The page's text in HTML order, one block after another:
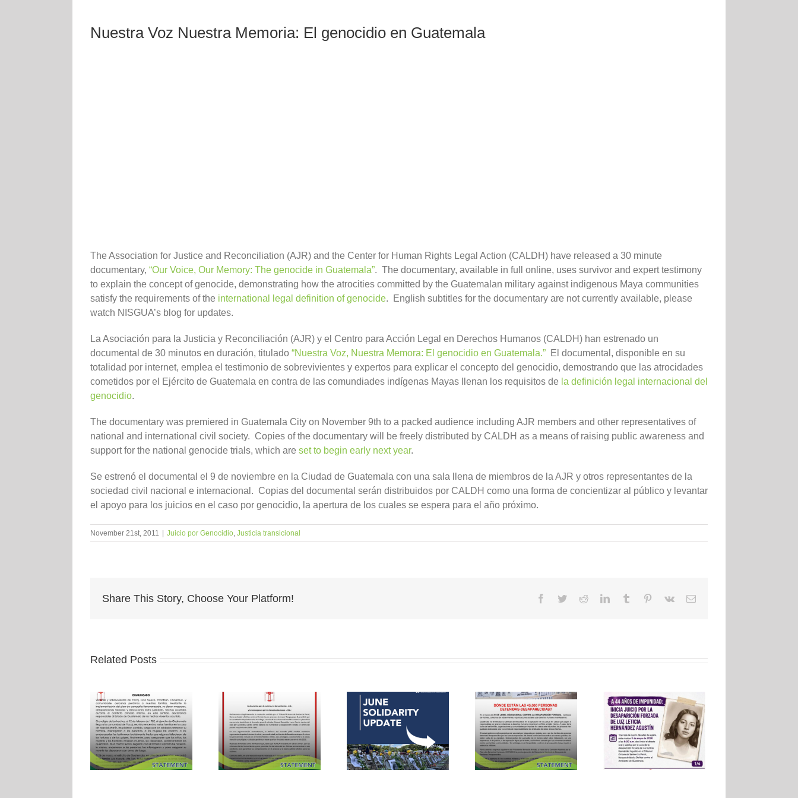
Nuestra Voz Nuestra Memoria: El genocidio en Guatemala
The Association for Justice and Reconciliation (AJR) and the Center for Human Rights Legal Action (CALDH) have released a 30 minute
documentary, “Our Voice, Our Memory: The genocide in Guatemala”. The documentary, available in full online, uses survivor and expert testimony
to explain the concept of genocide, demonstrating how the atrocities committed by the Guatemalan military against indigenous Maya communities
satisfy the requirements of the international legal definition of genocide. English subtitles for the documentary are not currently available, please
watch NISGUA’s blog for updates.
La Asociación para la Justicia y Reconciliación (AJR) y el Centro para Acción Legal en Derechos Humanos (CALDH) han estrenado un
documental de 30 minutos en duración, titulado “Nuestra Voz, Nuestra Memora: El genocidio en Guatemala.” El documental, disponible en su
totalidad por internet, emplea el testimonio de sobrevivientes y expertos para explicar el concepto del genocidio, demostrando que las atrocidades
cometidos por el Ejército de Guatemala en contra de las comundiades indígenas Mayas llenan los requisitos de la definición legal internacional del
genocidio.
The documentary was premiered in Guatemala City on November 9th to a packed audience including AJR members and other representatives of
national and international civil society. Copies of the documentary will be freely distributed by CALDH as a means of raising public awareness and
support for the national genocide trials, which are set to begin early next year.
Se estrenó el documental el 9 de noviembre en la Ciudad de Guatemala con una sala llena de miembros de la AJR y otros representantes de la
sociedad civil nacional e internacional. Copias del documental serán distribuidos por CALDH como una forma de concientizar al público y levantar
el apoyo para los juicios en el caso por genocidio, la apertura de los cuales se espera para el año próximo.
November 21st, 2011 Juicio por Genocidio, Justicia transicional
Share This Story, Choose Your Platform! Facebook
TwitterRedditLinkedInTumblr Pinterest
Vk Email
Related Posts